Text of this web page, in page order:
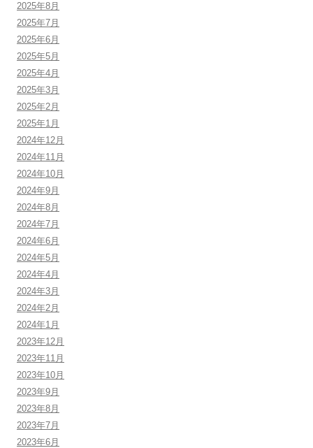
2025年8月
2025年7月
2025年6月
2025年5月
2025年4月
2025年3月
2025年2月
2025年1月
2024年12月
2024年11月
2024年10月
2024年9月
2024年8月
2024年7月
2024年6月
2024年5月
2024年4月
2024年3月
2024年2月
2024年1月
2023年12月
2023年11月
2023年10月
2023年9月
2023年8月
2023年7月
2023年6月